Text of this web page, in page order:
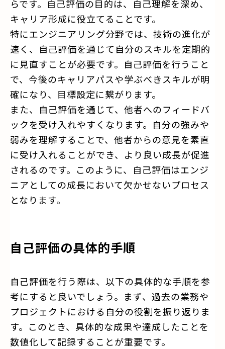
らです。自己評価の目的は、自己理解を深め、
キャリア形成に役立てることです。
特にエンジニアリング分野では、技術の進化が
速く、自己評価を通じて自分のスキルを定期的
に見直すことが必要です。自己評価を行うこと
で、今後のキャリアパスや学ぶべきスキルが明
確になり、目標設定に繋がります。
また、自己評価を通じて、他者へのフィードバ
ックを受け入れやすくなります。自分の強みや
弱みを理解することで、他者からの意見を素直
に受け入れることができ、より良い成長が促進
されるのです。このように、自己評価はエンジ
ニアとしての成長において欠かせないプロセス
となります。
自己評価の具体的手順
自己評価を行う際は、以下の具体的な手順を参
考にすると良いでしょう。まず、過去の業務や
プロジェクトにおける自分の役割を振り返りま
す。このとき、具体的な成果や達成したことを
数値化して記録することが重要です。